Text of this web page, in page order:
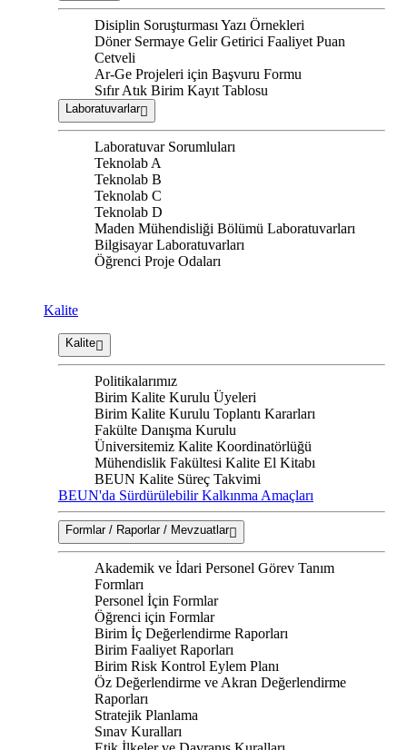
Disiplin Soruşturması Yazı Örnekleri
Döner Sermaye Gelir Getirici Faaliyet Puan
Cetveli
Ar-Ge Projeleri için Başvuru Formu
Sıfır Atık Birim Kayıt Tablosu
Laboratuvarlar
Laboratuvar Sorumluları
Teknolab A
Teknolab B
Teknolab C
Teknolab D
Maden Mühendisliği Bölümü Laboratuvarları
Bilgisayar Laboratuvarları
Öğrenci Proje Odaları
Kalite
Kalite
Politikalarımız
Birim Kalite Kurulu Üyeleri
Birim Kalite Kurulu Toplantı Kararları
Fakülte Danışma Kurulu
Üniversitemiz Kalite Koordinatörlüğü
Mühendislik Fakültesi Kalite El Kitabı
BEUN Kalite Süreç Takvimi
BEUN'da Sürdürülebilir Kalkınma Amaçları
Formlar / Raporlar / Mevzuatlar
Akademik ve İdari Personel Görev Tanım
Formları
Personel İçin Formlar
Öğrenci için Formlar
Birim İç Değerlendirme Raporları
Birim Faaliyet Raporları
Birim Risk Kontrol Eylem Planı
Öz Değerlendirme ve Akran Değerlendirme
Raporları
Stratejik Planlama
Sınav Kuralları